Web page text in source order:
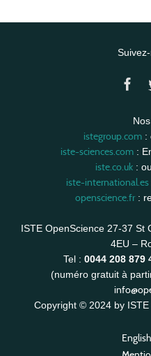
istegroup.com:
iste-sciences.com:
iste.co.uk :
iste-international.es
openscience.fr:
ISTE OpenScience 27-37 St
4EU –
Tel : 0044 208 879
(numéro gratuit à
Copyright © 2024 by
English